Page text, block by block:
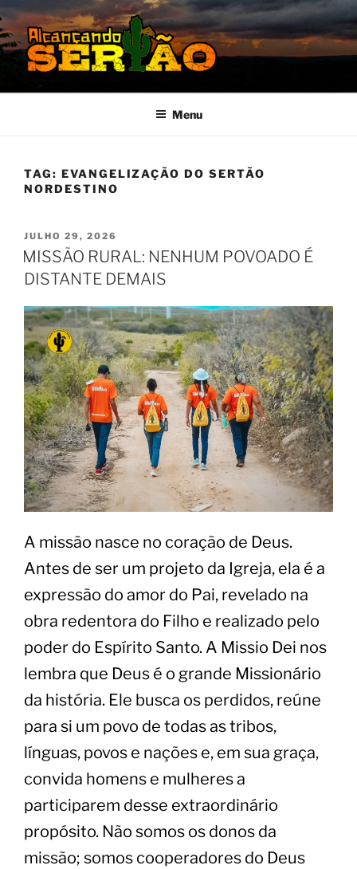
MISSÃO SERTÃO
Menu
TAG: EVANGELIZAÇÃO DO SERTÃO
NORDESTINO
JULHO 29, 2026
MISSÃO RURAL: NENHUM POVOADO É
DISTANTE DEMAIS
A missão nasce no coração de Deus.
Antes de ser um projeto da Igreja, ela é a
expressão do amor do Pai, revelado na
obra redentora do Filho e realizado pelo
poder do Espírito Santo. A Missio Dei nos
lembra que Deus é o grande Missionário
da história. Ele busca os perdidos, reúne
para si um povo de todas as tribos,
línguas, povos e nações e, em sua graça,
convida homens e mulheres a
participarem desse extraordinário
propósito. Não somos os donos da
missão; somos cooperadores do Deus